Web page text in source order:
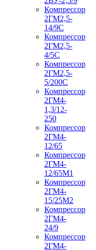
Компрессор
2ГМ2,5-
14/9С
Компрессор
2ГМ2,5-
4/5С
Компрессор
2ГМ2,5-
5/200С
Компрессор
2ГМ4-
1,3/12-
250
Компрессор
2ГМ4-
12/65
Компрессор
2ГМ4-
12/65М1
Компрессор
2ГМ4-
15/25М2
Компрессор
2ГМ4-
24/9
Компрессор
2ГМ4-